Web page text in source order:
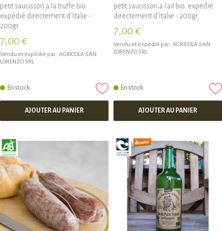
petit saucisson a la truffe bio.
expédié directement d'Italie -
200gr.
7,00 €
Vendu et expédié par : AGRICOLA SAN
LORENZO SRL
En stock
AJOUTER AU PANIER
petit saucisson a l'ail bio. expédiè
directement d'Italie - 200gr.
7,00 €
Vendu et expédié par : AGRICOLA SAN
LORENZO SRL
En stock
AJOUTER AU PANIER